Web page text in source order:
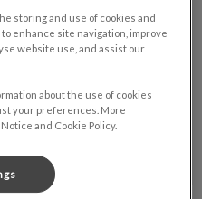
storing and use of cookies and
enhance site navigation, improve
website use, and assist our
about the use of cookies
your preferences. More
and Cookie Policy.